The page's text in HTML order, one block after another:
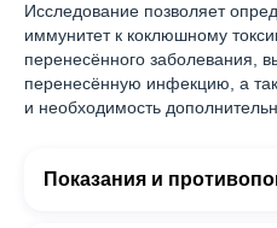
Исследование позволяет
иммунитет к коклюшному
перенесённого заболевания,
перенесённую инфекцию, а
и необходимость
Показания и